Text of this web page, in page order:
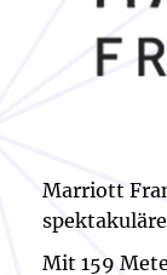
Marriott
Mit 159